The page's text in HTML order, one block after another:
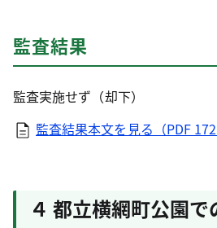
監査結果
監査実施せず（却下）
監査結果本文を見る（PDF
４ 都立横網町公園